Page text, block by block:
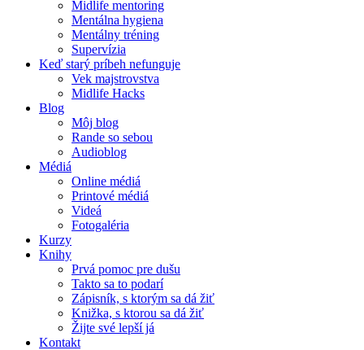
Midlife mentoring
Mentálna hygiena
Mentálny tréning
Supervízia
Keď starý príbeh nefunguje
Vek majstrovstva
Midlife Hacks
Blog
Môj blog
Rande so sebou
Audioblog
Médiá
Online médiá
Printové médiá
Videá
Fotogaléria
Kurzy
Knihy
Prvá pomoc pre dušu
Takto sa to podarí
Zápisník, s ktorým sa dá žiť
Knižka, s ktorou sa dá žiť
Žijte své lepší já
Kontakt